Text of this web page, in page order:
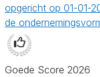
opgericht op 01-01-
de
Goede Score 2026